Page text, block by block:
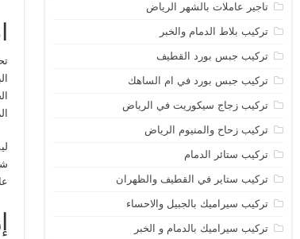
تاجير عاملات بالشهر الرياض
تركيب بلاط الدمام والخبر
تركيب جبس بورد القطيف
تركيب جبس بورد في ام الساهك
تركيب زجاج سيكوريت في الرياض
تركيب زحاح والمنيوم الرياض
تركيب ستائر الدمام
تركيب ستاير في القطيف والظهران
تركيب سيراميك بالجبيل والاحساء
تركيب سيراميك بالدمام و الخبر